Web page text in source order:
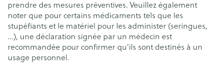
prendre des mesures préventives. Veuillez également
noter que pour certains médicaments tels que les
stupéfiants et le matériel pour les administer (seringues,
...), une déclaration signée par un médecin est
recommandée pour confirmer qu’ils sont destinés à un
usage personnel.